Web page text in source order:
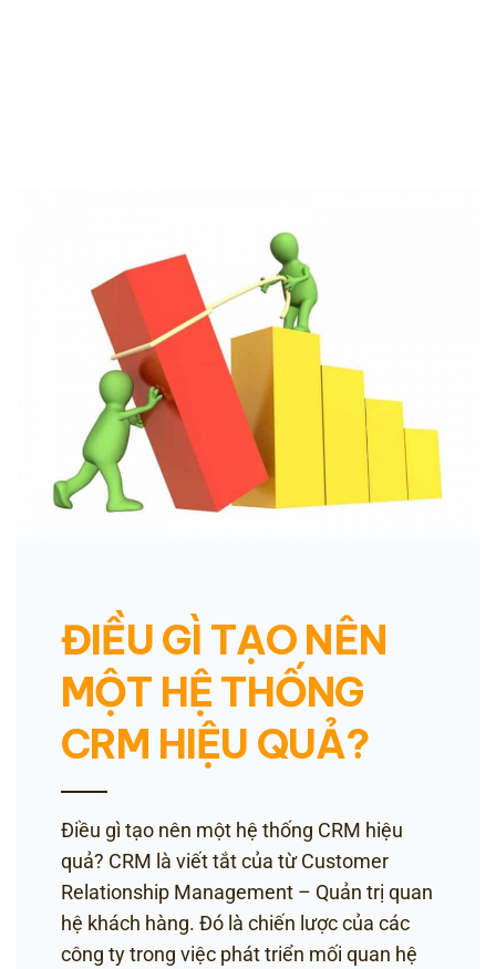
ĐIỀU GÌ TẠO NÊN
MỘT HỆ THỐNG
CRM HIỆU QUẢ?
Điều gì tạo nên một hệ thống CRM hiệu
quả? CRM là viết tắt của từ Customer
Relationship Management – Quản trị quan
hệ khách hàng. Đó là chiến lược của các
công ty trong việc phát triển mối quan hệ